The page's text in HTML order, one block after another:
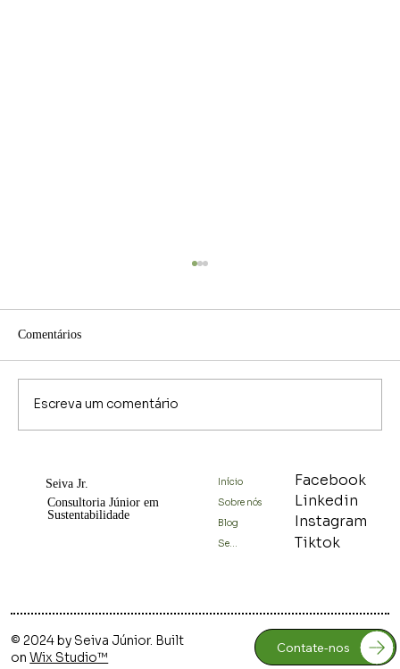
estratégia, pessoas e sustentabilidade
Comentários
Escreva um comentário
© 2024 by Seiva Júnior. Built
onWix Studio™
Contate-nos
Início
Sobre nós
Blog
Serviços
Facebook
Linkedin
Instagram
Tiktok
Seiva Jr.
Consultoria Júnior em
Sustentabilidade